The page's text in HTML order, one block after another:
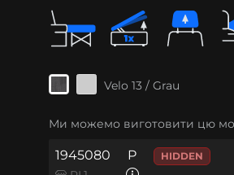
Velo 13 / Grau
Ми можемо виготовити цю
1945080 P HIDDEN